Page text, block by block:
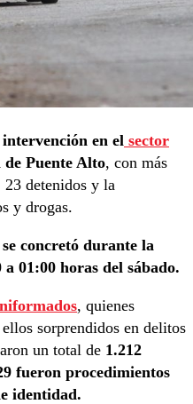
en el sector
de Puente Alto, con más
detenidos y la
y drogas.
concretó durante la
01:00 horas del sábado.
, quienes
sorprendidos en delitos
un total de 1.212
fueron procedimientos
identidad.